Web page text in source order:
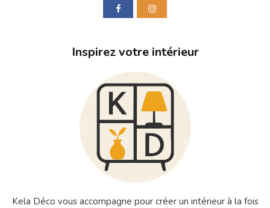
Inspirez votre intérieur
Kela Déco vous accompagne pour créer un intérieur à la fois